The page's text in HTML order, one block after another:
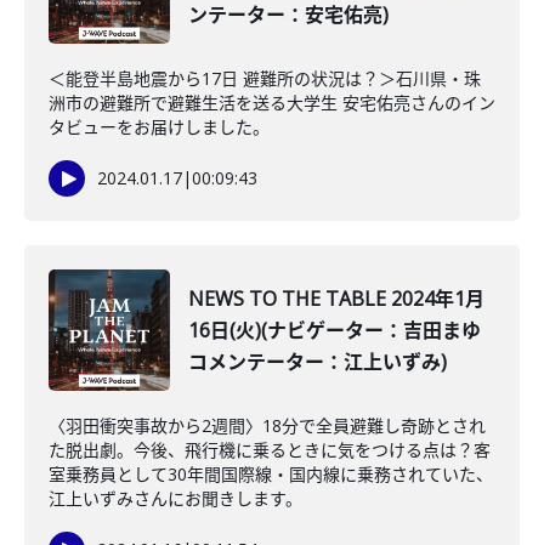
ンテーター：安宅佑亮)
＜能登半島地震から17日 避難所の状況は？＞石川県・珠
洲市の避難所で避難生活を送る大学生 安宅佑亮さんのイン
タビューをお届けしました。
2024.01.17|00:09:43
NEWS TO THE TABLE 2024年1月
16日(火)(ナビゲーター：吉田まゆ
コメンテーター：江上いずみ)
〈羽田衝突事故から2週間〉18分で全員避難し奇跡とされ
た脱出劇。今後、飛行機に乗るときに気をつける点は？客
室乗務員として30年間国際線・国内線に乗務されていた、
江上いずみさんにお聞きします。